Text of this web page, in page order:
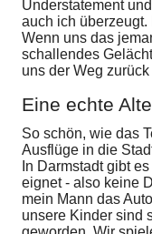
Understatement
auch ich
Wenn uns das
schallendes
uns der Weg
Eine echte
So schön, wie das
Ausflüge in die
In Darmstadt gibt
eignet - also keine
mein Mann das
unsere Kinder sind